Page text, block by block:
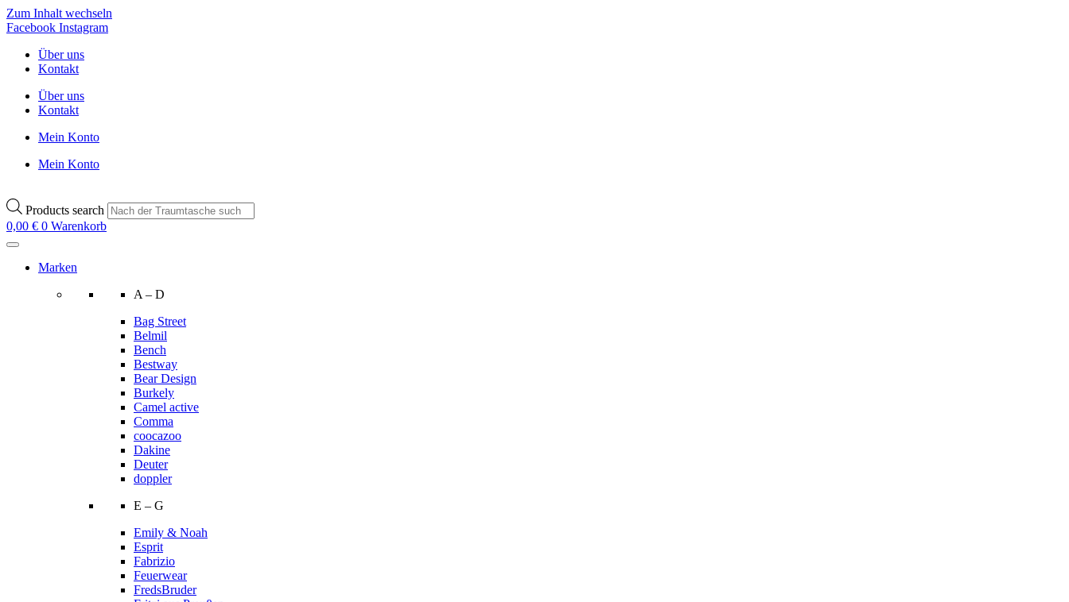
Zum Inhalt wechseln
Facebook Instagram
Über uns
Kontakt
Über uns
Kontakt
Mein Konto
Mein Konto
Products search
0,00 € 0 Warenkorb
Marken
A – D
Bag Street
Belmil
Bench
Bestway
Bear Design
Burkely
Camel active
Comma
coocazoo
Dakine
Deuter
doppler
E – G
Emily & Noah
Esprit
Fabrizio
Feuerwear
FredsBruder